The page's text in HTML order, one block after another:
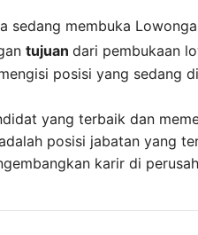
sedang membuka
tujuan dari pembukaan
posisi yang sedang
yang terbaik dan
posisi jabatan yang
karir di